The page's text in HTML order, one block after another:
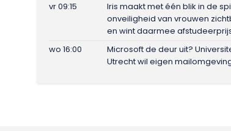
vr 09:15
Iris maakt met één blik in de
onveiligheid van vrouwen
en wint daarmee
wo 16:00
Microsoft de deur uit?
Utrecht wil eigen